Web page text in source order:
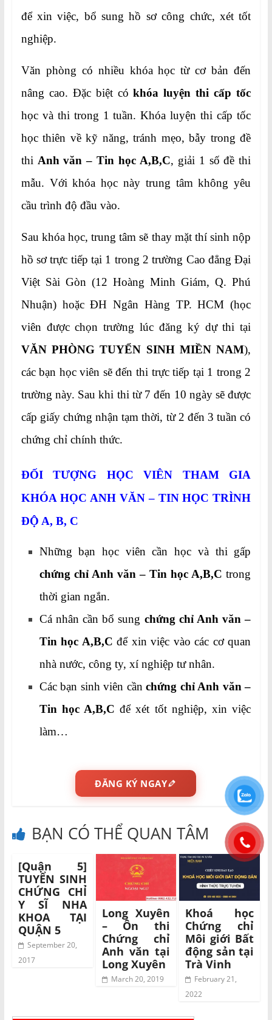
để xin việc, bổ sung hồ sơ công chức, xét tốt
nghiệp.
Văn phòng có nhiều khóa học từ cơ bản đến
nâng cao. Đặc biệt cókhóa luyện thi cấp tốc
học và thi trong 1 tuần. Khóa luyện thi cấp tốc
học thiên về kỹ năng, tránh mẹo, bẫy trong đề
thi Anh văn – Tin học A,B,C, giải 1 số đề thi
mẫu. Với khóa học này trung tâm không yêu
cầu trình độ đầu vào.
Sau khóa học, trung tâm sẽ thay mặt thí sinh nộp
hồ sơ trực tiếp tại 1 trong 2 trường Cao đẳng Đại
Việt Sài Gòn (12 Hoàng Minh Giám, Q. Phú
Nhuận) hoặc ĐH Ngân Hàng TP. HCM (học
viên được chọn trường lúc đăng ký dự thi tại
VĂN PHÒNG TUYỂN SINH MIỀN NAM),
các bạn học viên sẽ đến thi trực tiếp tại 1 trong 2
trường này. Sau khi thi từ 7 đến 10 ngày sẽ được
cấp giấy chứng nhận tạm thời, từ 2 đến 3 tuần có
chứng chỉ chính thức.
ĐỐI TƯỢNG HỌC VIÊN THAM GIA
KHÓA HỌCANH VĂN – TIN HỌC TRÌNH
ĐỘ A, B, C
Những bạn học viên cần học và thi gấp
chứng chỉ Anh văn – Tin học A,B,C trong
thời gian ngắn.
Cá nhân cần bổ sung chứng chỉ Anh văn –
Tin học A,B,C để xin việc vào các cơ quan
nhà nước, công ty, xí nghiệp tư nhân.
Các bạn sinh viên cầnchứng chỉ Anh văn –
Tin học A,B,C để xét tốt nghiệp, xin việc
làm…
ĐĂNG KÝ NGAY
BẠN CÓ THỂ QUAN TÂM
[Quận 5]
TUYỂN SINH
CHỨNG CHỈ
Y SĨ NHA
KHOA TẠI
QUẬN 5
September 20,
2017
Long Xuyên
– Ôn thi
Chứng chỉ
Anh văn tại
Long Xuyên
March 20, 2019
Khoá học
Chứng chỉ
Môi giới Bất
động sản tại
Trà Vinh
February 21,
2022